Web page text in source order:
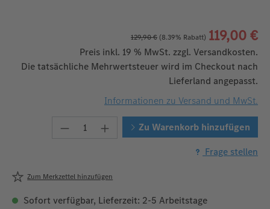
129,90 €(8.39% Rabatt) 119,00 €
Preis inkl. 19 % MwSt. zzgl. Versandkosten.
Die tatsächliche Mehrwertsteuer wird im Checkout nach
Lieferland angepasst.
Informationen zu Versand und MwSt.
Produkt Anzahl: Gib den
Zu Warenkorb hinzufügen
Frage stellen
Zum Merkzettel hinzufügen
Sofort verfügbar, Lieferzeit: 2-5 Arbeitstage